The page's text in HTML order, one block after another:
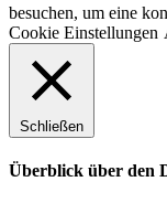
besuchen, um eine
Cookie Einstellungen
Schließen
Überblick über den